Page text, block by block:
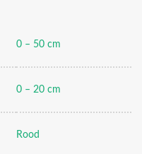
0 – 50 cm
0 – 20 cm
Rood